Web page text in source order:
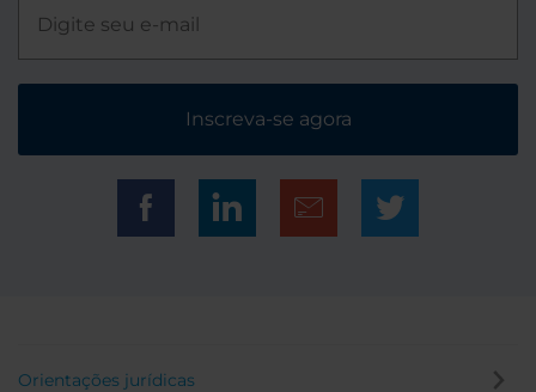
Inscreva-se agora
Orientações jurídicas